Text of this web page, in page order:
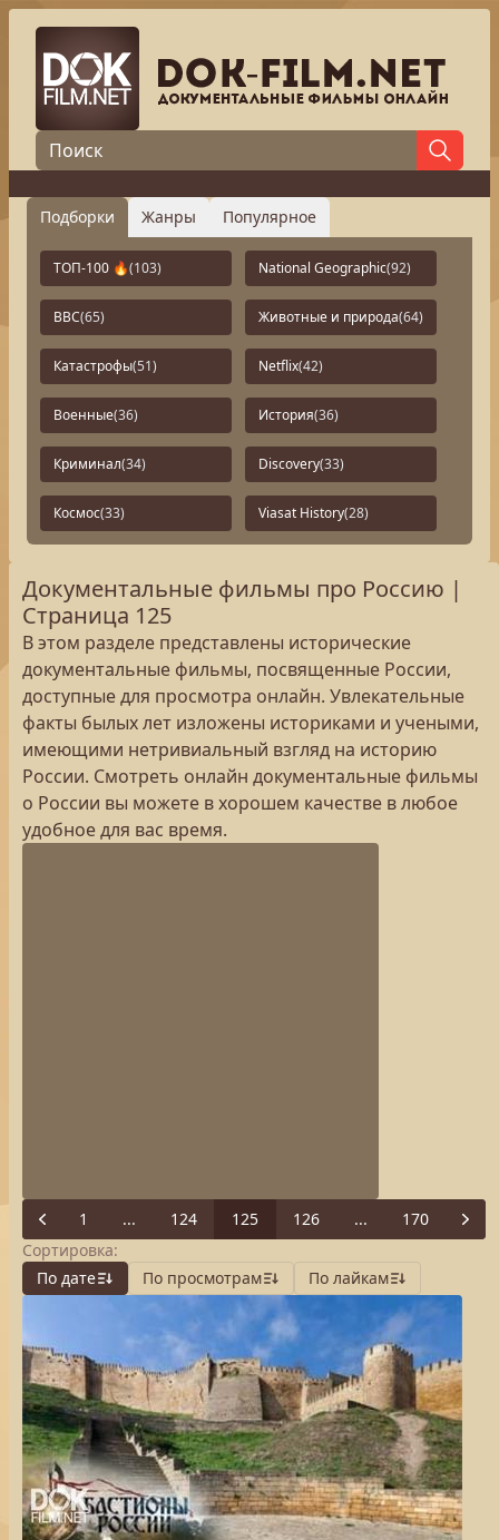
Подборки Жанры Популярное
ТОП-100 🔥(103) National Geographic(92)
BBC(65) Животные и природа(64)
Катастрофы(51) Netflix(42)
Военные(36) История(36)
Криминал(34) Discovery(33)
Космос(33) Viasat History(28)
Документальные фильмы про Россию |
Страница 125
В этом разделе представлены исторические
документальные фильмы, посвященные России,
доступные для просмотра онлайн. Увлекательные
факты былых лет изложены историками и учеными,
имеющими нетривиальный взгляд на историю
России. Смотреть онлайн документальные фильмы
о России вы можете в хорошем качестве в любое
удобное для вас время.
Previous
1 ... 124 125 126 ... 170
Next
Сортировка:
По дате
По просмотрам По лайкам